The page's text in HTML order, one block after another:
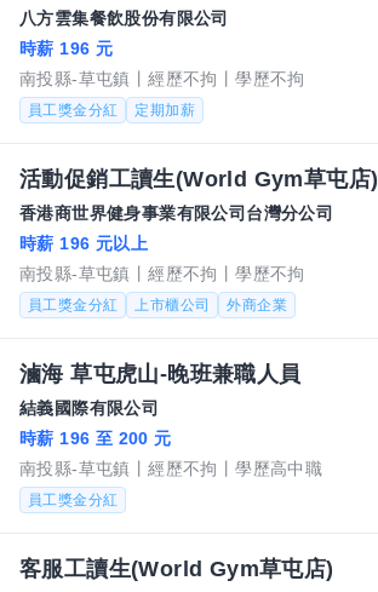
八方雲集餐飲股份有限公司
時薪 196 元
南投縣-草屯鎮
經歷不拘 學歷不拘
員工獎金分紅 定期加薪
活動促銷工讀生(World Gym草屯店)
香港商世界健身事業有限公司台灣分公司
時薪 196 元以上
南投縣-草屯鎮
經歷不拘 學歷不拘
員工獎金分紅 上市櫃公司 外商企業
滷海 草屯虎山-晚班兼職人員
結義國際有限公司
時薪 196 至 200 元
南投縣-草屯鎮
經歷不拘 學歷高中職
員工獎金分紅
客服工讀生(World Gym草屯店)